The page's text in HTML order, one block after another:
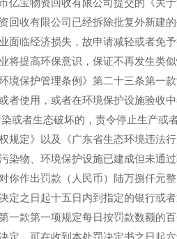
回收有限公司已经拆除批复外新建
面临经济损失，故申请减轻或者免
将提高环保意识，保证不再发生类
保护管理条例》第二十三条第一款
者使用，或者在环境保护设施验收
或者生态破坏的，责令停止生产或
规定》以及《广东省生态环境违法
染物、环境保护设施已建成但未通
你作出罚款（人民币）陆万捌仟元
之日起十五日内到指定的银行或者
一款第一项规定每日按罚款数额的百
，可在收到本处罚决定书之日起六